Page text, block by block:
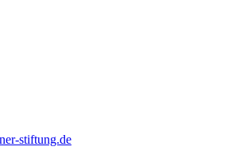
stiftung.de